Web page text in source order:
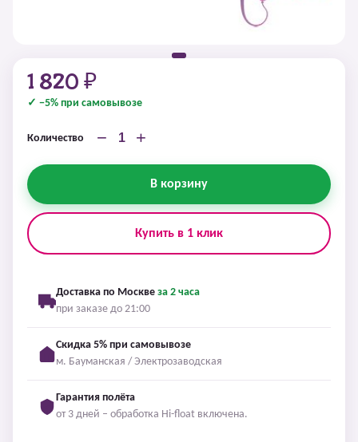
1 820 ₽
✓ −5% при самовывозе
Количество − +
В корзину
Купить в 1 клик
Доставка по Москве за 2 часа
при заказе до 21:00
Скидка 5% при самовывозе
м. Бауманская / Электрозаводская
Гарантия полёта
от 3 дней – обработка Hi-float включена.